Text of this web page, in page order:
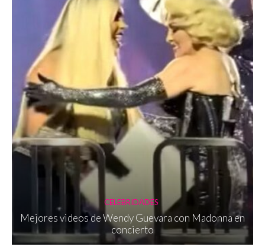
CELEBRIDADES
Mejores videos de Wendy Guevara con Madonna en
concierto